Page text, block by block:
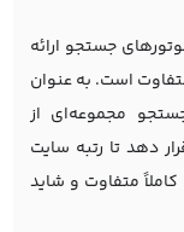
جستجو ارائه
است. به عنوان
مجموعه‌ای از
دهد تا رتبه سایت
کاملاً متفاوت و شاید